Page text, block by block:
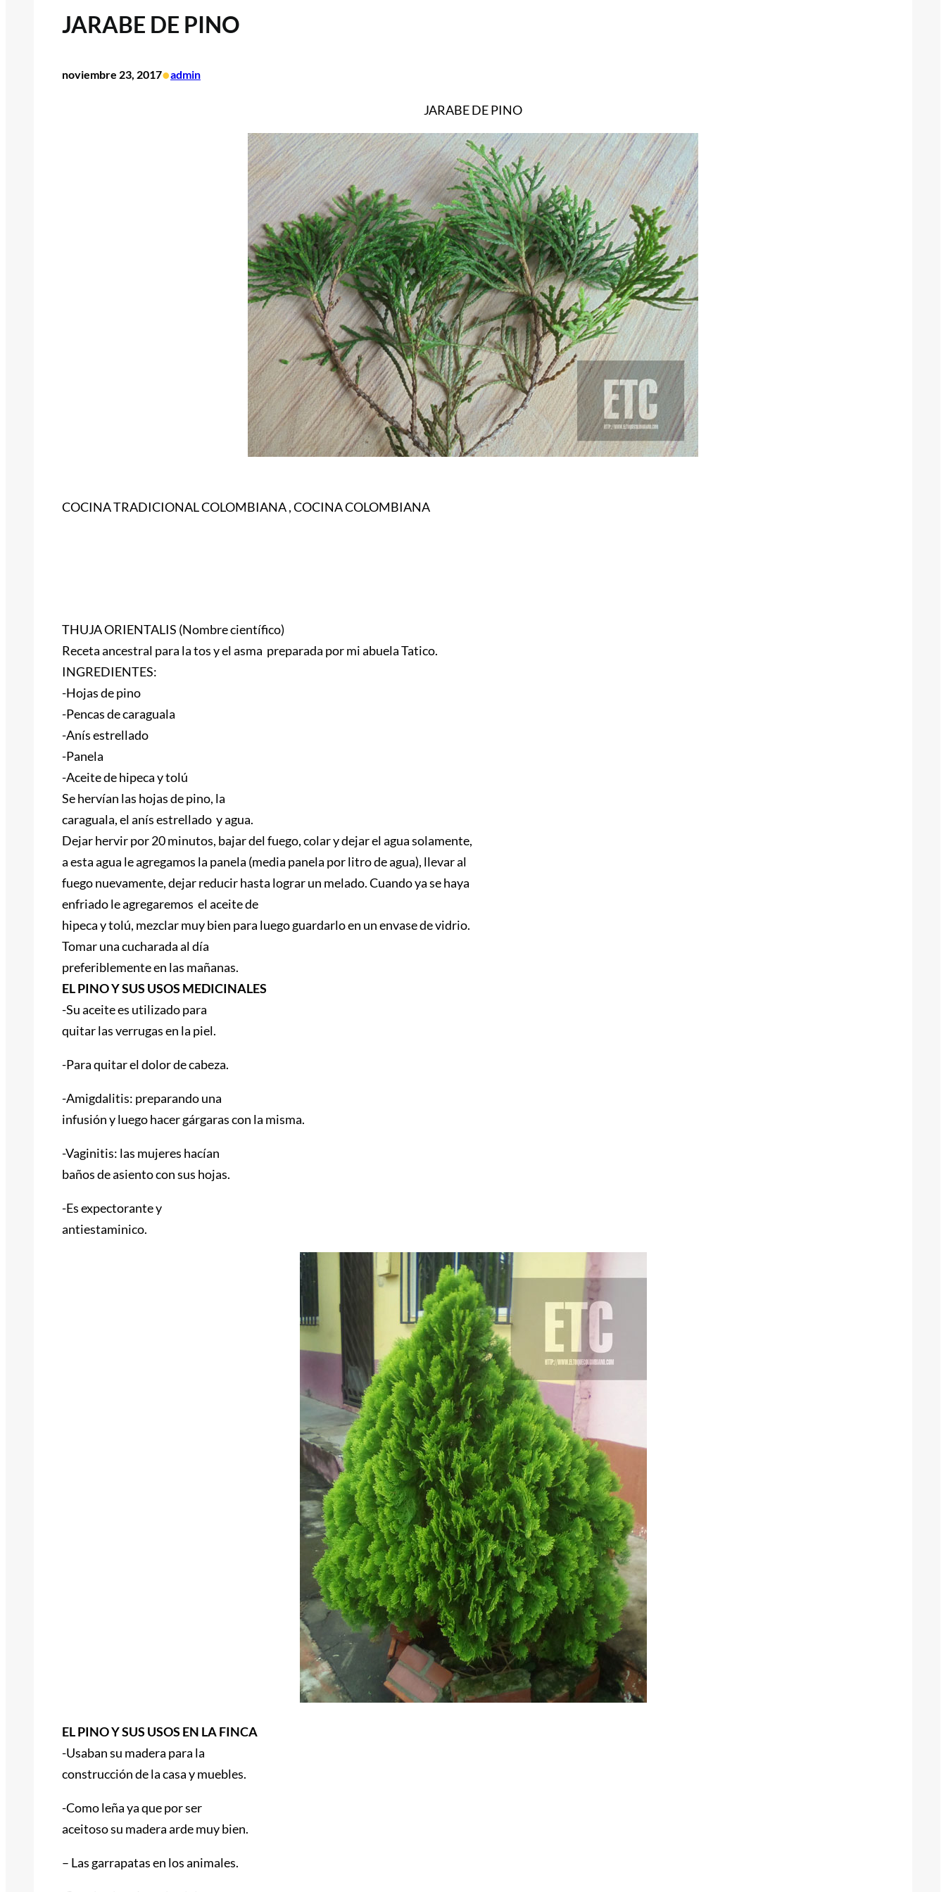
JARABE DE PINO
noviembre 23, 2017•admin
JARABE DE PINO
COCINA TRADICIONAL COLOMBIANA , COCINA COLOMBIANA
THUJA ORIENTALIS (Nombre científico)
Receta ancestral para la tos y el asma preparada por mi abuela Tatico.
INGREDIENTES:
-Hojas de pino
-Pencas de caraguala
-Anís estrellado
-Panela
-Aceite de hipeca y tolú
Se hervían las hojas de pino, la
caraguala, el anís estrellado y agua.
Dejar hervir por 20 minutos, bajar del fuego, colar y dejar el agua solamente,
a esta agua le agregamos la panela (media panela por litro de agua), llevar al
fuego nuevamente, dejar reducir hasta lograr un melado. Cuando ya se haya
enfriado le agregaremos el aceite de
hipeca y tolú, mezclar muy bien para luego guardarlo en un envase de vidrio.
Tomar una cucharada al día
preferiblemente en las mañanas.
EL PINO Y SUS USOS MEDICINALES
-Su aceite es utilizado para
quitar las verrugas en la piel.
-Para quitar el dolor de cabeza.
-Amigdalitis: preparando una
infusión y luego hacer gárgaras con la misma.
-Vaginitis: las mujeres hacían
baños de asiento con sus hojas.
-Es expectorante y
antiestaminico.
EL PINO Y SUS USOS EN LA FINCA
-Usaban su madera para la
construcción de la casa y muebles.
-Como leña ya que por ser
aceitoso su madera arde muy bien.
– Las garrapatas en los animales.